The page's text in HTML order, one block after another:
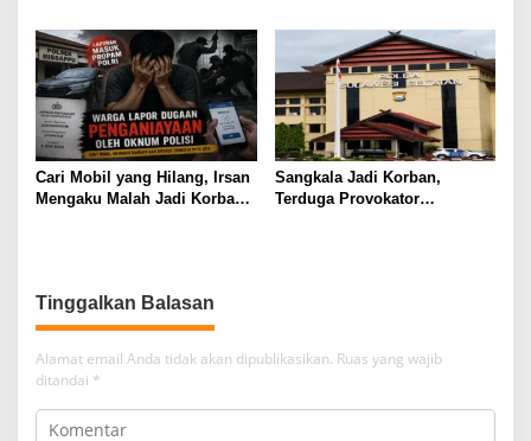
Misteri
Cari Mobil yang Hilang, Irsan
Mengaku Malah Jadi Korban
Sangkala Jadi Korban,
Terduga Provokator
Tinggalkan Balasan
Alamat email Anda tidak akan dipublikasikan. Ruas yang wajib
ditandai *